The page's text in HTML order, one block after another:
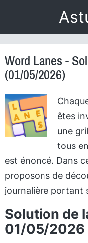
Word Lanes -
(01/05/2026)
êtes
une
tous
est énoncé. Dans
proposons de
journalière portant
Solution de
01/05/2026